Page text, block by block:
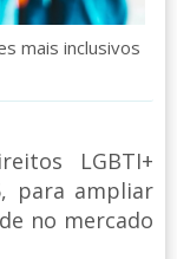
mais inclusivos
LGBTI+
para ampliar
no mercado